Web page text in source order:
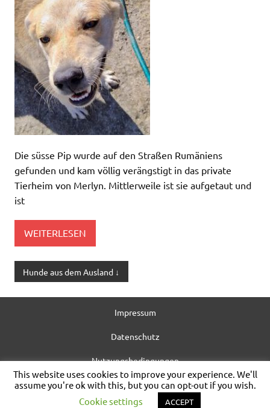
Die süsse Pip wurde auf den Straßen Rumäniens
gefunden und kam völlig verängstigt in das private
Tierheim von Merlyn. Mittlerweile ist sie aufgetaut und
ist
WEITERLESEN
Hunde aus dem Ausland ↓
Impressum
Datenschutz
Nutzungsbedingungen
allgem. Information
This website uses cookies to improve your experience. We'll
assume you're ok with this, but you can opt-out if you wish.
Cookie settings
ACCEPT